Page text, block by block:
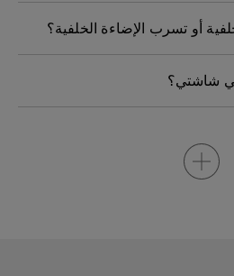
أو تسرب الإضاءة الخلفية؟
شاشتي؟